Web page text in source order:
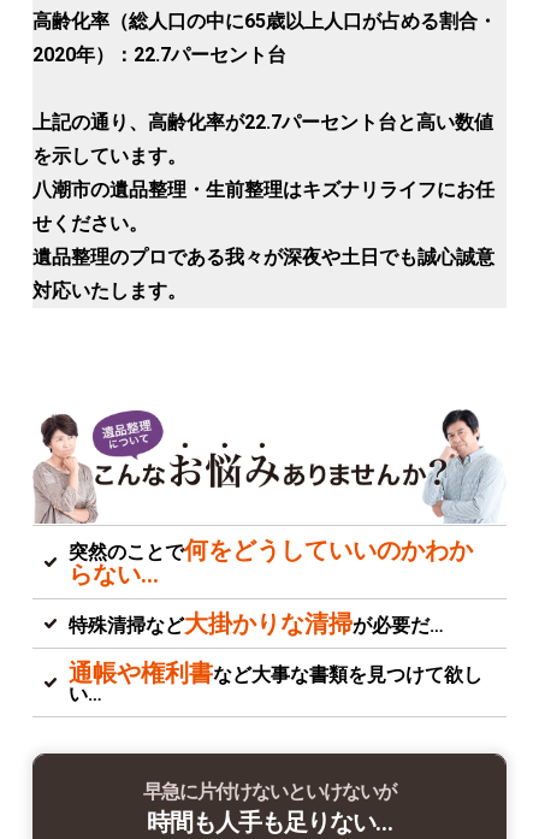
高齢化率（総人口の中に65歳以上人口が占める割合・
2020年）：22.7パーセント台
上記の通り、高齢化率が22.7パーセント台と高い数値
を示しています。
八潮市の遺品整理・生前整理はキズナリライフにお任
せください。
遺品整理のプロである我々が深夜や土日でも誠心誠意
対応いたします。
突然のことで何をどうしていいのかわか
らない…
特殊清掃など大掛かりな清掃が必要だ…
通帳や権利書など大事な書類を見つけて欲し
い…
早急に片付けないといけないが
時間も人手も足りない…